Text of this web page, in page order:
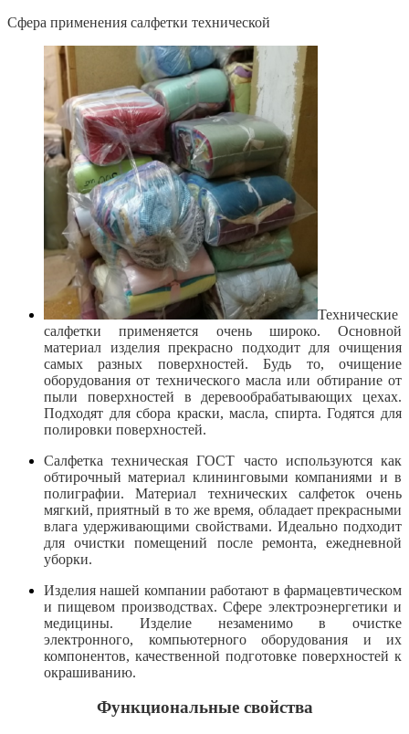
Сфера применения салфетки технической
Технические
салфетки применяется очень широко. Основной
материал изделия прекрасно подходит для очищения
самых разных поверхностей. Будь то, очищение
оборудования от технического масла или обтирание от
пыли поверхностей в деревообрабатывающих цехах.
Подходят для сбора краски, масла, спирта. Годятся для
полировки поверхностей.
Салфетка техническая ГОСТ часто используются как
обтирочный материал клининговыми компаниями и в
полиграфии. Материал технических салфеток очень
мягкий, приятный в то же время, обладает прекрасными
влага удерживающими свойствами. Идеально подходит
для очистки помещений после ремонта, ежедневной
уборки.
Изделия нашей компании работают в фармацевтическом
и пищевом производствах. Сфере электроэнергетики и
медицины. Изделие незаменимо в очистке
электронного, компьютерного оборудования и их
компонентов, качественной подготовке поверхностей к
окрашиванию.
Функциональные свойства